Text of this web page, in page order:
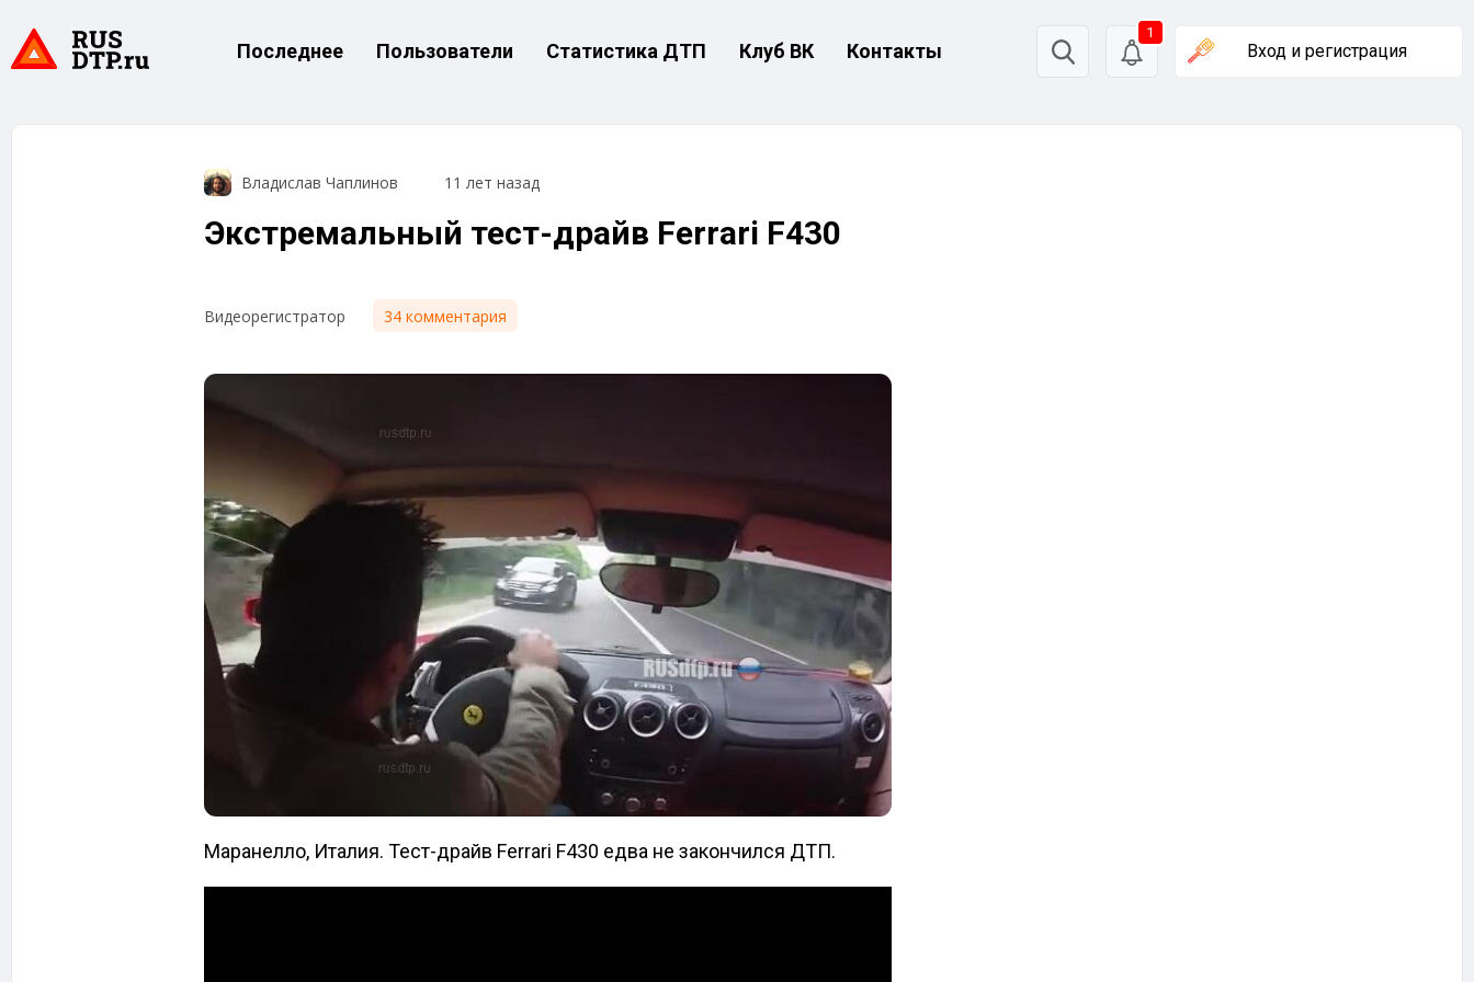
Последнее Пользователи Статистика ДТП Клуб ВК Контакты
1
Вход и регистрация
Владислав Чаплинов 11 лет назад
Экстремальный тест-драйв Ferrari F430
Видеорегистратор 34 комментария
Маранелло, Италия. Тест-драйв Ferrari F430 едва не закончился ДТП.